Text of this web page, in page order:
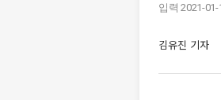
입력 2021-01-
김유진 기자